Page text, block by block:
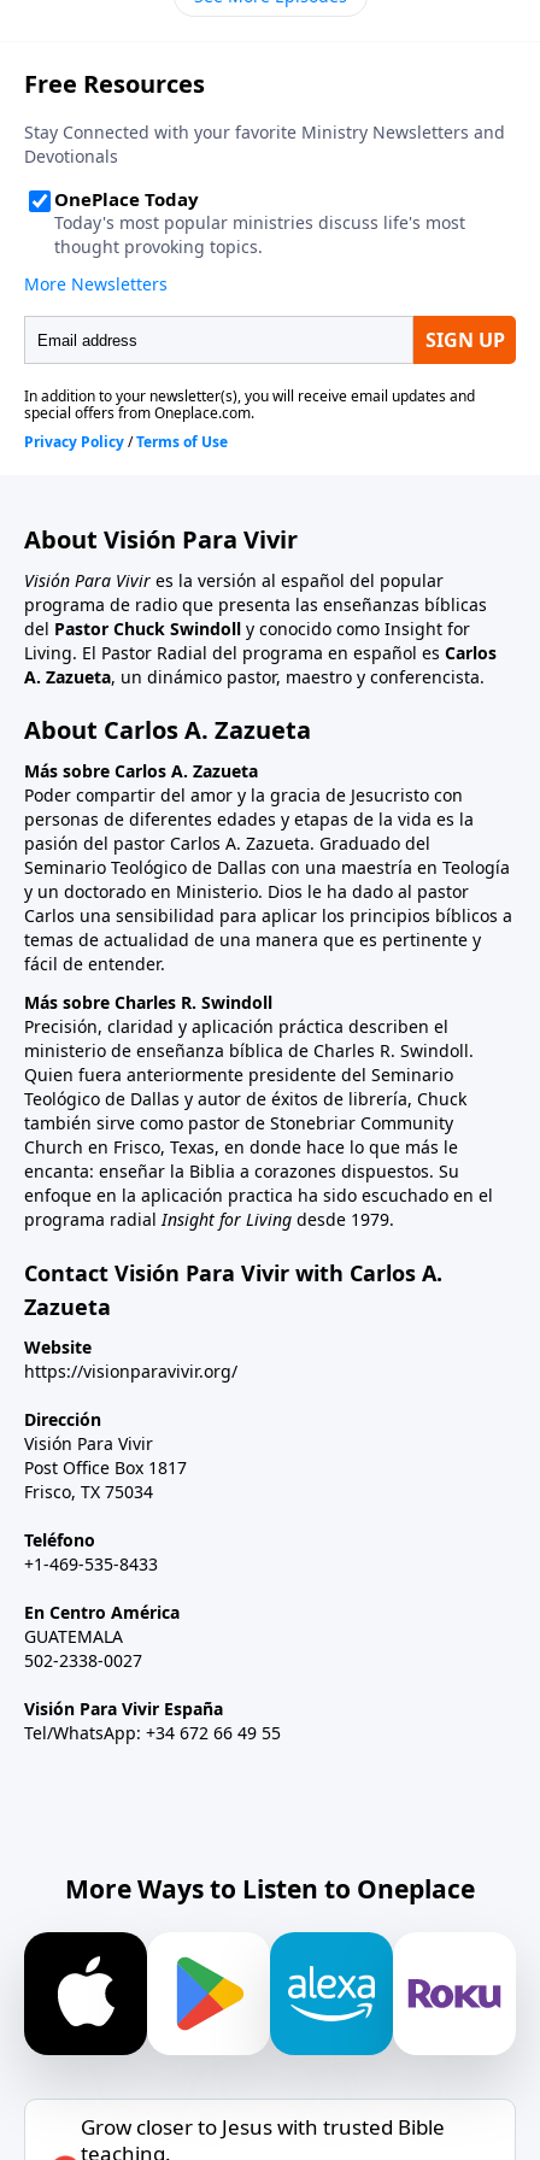
Dios para enviarlo y percibiendo la belleza de la unión
debemos hacer nosotros con un regalo como éste?
¡Aceptarlo con gratitud y fe!
About Visión Para Vivir
Visión Para Vivir es la versión al español del popular
programa de radio que presenta las enseñanzas bíblicas
del Pastor Chuck Swindoll y conocido como Insight for
Living. El Pastor Radial del programa en español es Carlos
A. Zazueta, un dinámico pastor, maestro y conferencista.
About Carlos A. Zazueta
Más sobre Carlos A. Zazueta
Poder compartir del amor y la gracia de Jesucristo con
personas de diferentes edades y etapas de la vida es la
pasión del pastor Carlos A. Zazueta. Graduado del
Seminario Teológico de Dallas con una maestría en Teología
y un doctorado en Ministerio. Dios le ha dado al pastor
Carlos una sensibilidad para aplicar los principios bíblicos a
temas de actualidad de una manera que es pertinente y
fácil de entender.
Más sobre Charles R. Swindoll
Precisión, claridad y aplicación práctica describen el
ministerio de enseñanza bíblica de Charles R. Swindoll.
Quien fuera anteriormente presidente del Seminario
Teológico de Dallas y autor de éxitos de librería, Chuck
también sirve como pastor de Stonebriar Community
Church en Frisco, Texas, en donde hace lo que más le
encanta: enseñar la Biblia a corazones dispuestos. Su
enfoque en la aplicación practica ha sido escuchado en el
programa radialInsight for Living desde 1979.
Contact Visión Para Vivir with Carlos A.
Zazueta
Website
https://visionparavivir.org/
Dirección
Visión Para Vivir
Post Office Box 1817
Frisco, TX 75034
Teléfono
+1-469-535-8433
En Centro América
GUATEMALA
502-2338-0027
Visión Para Vivir España
Tel/WhatsApp: +34 672 66 49 55
More Ways to Listen to Oneplace
Grow closer to Jesus with trusted Bible
teaching.